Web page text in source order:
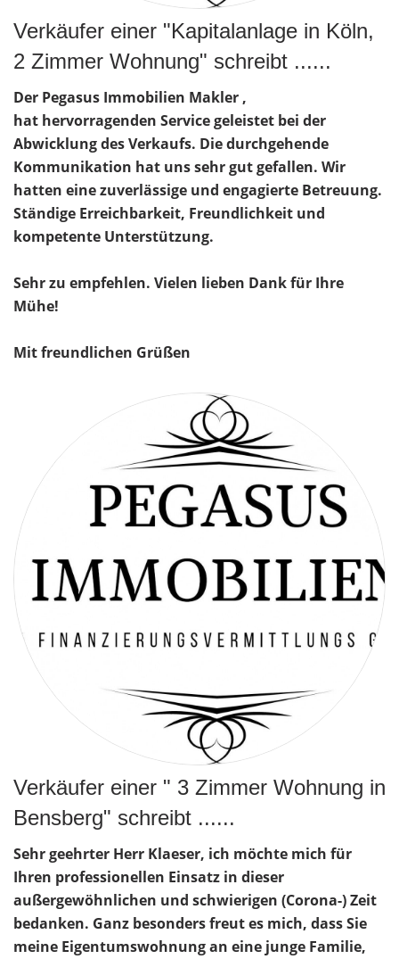
Verkäufer einer "Kapitalanlage in Köln,
2 Zimmer Wohnung" schreibt ......
Der Pegasus Immobilien Makler ,
hat hervorragenden Service geleistet bei der
Abwicklung des Verkaufs. Die durchgehende
Kommunikation hat uns sehr gut gefallen. Wir
hatten eine zuverlässige und engagierte Betreuung.
Ständige Erreichbarkeit, Freundlichkeit und
kompetente Unterstützung.
Sehr zu empfehlen. Vielen lieben Dank für Ihre
Mühe!
Mit freundlichen Grüßen
Verkäufer einer " 3 Zimmer Wohnung in
Bensberg" schreibt ......
Sehr geehrter Herr Klaeser, ich möchte mich für
Ihren professionellen Einsatz in dieser
außergewöhnlichen und schwierigen (Corona-) Zeit
bedanken. Ganz besonders freut es mich, dass Sie
meine Eigentumswohnung an eine junge Familie,